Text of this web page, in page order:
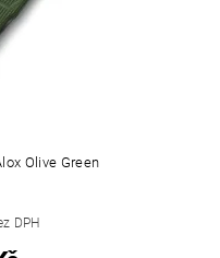
Olive Green
DPH